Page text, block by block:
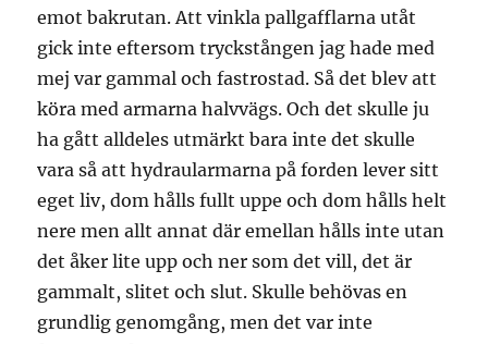
emot bakrutan. Att vinkla pallgafflarna utåt
gick inte eftersom tryckstången jag hade med
mej var gammal och fastrostad. Så det blev att
köra med armarna halvvägs. Och det skulle ju
ha gått alldeles utmärkt bara inte det skulle
vara så att hydraularmarna på forden lever sitt
eget liv, dom hålls fullt uppe och dom hålls helt
nere men allt annat där emellan hålls inte utan
det åker lite upp och ner som det vill, det är
gammalt, slitet och slut. Skulle behövas en
grundlig genomgång, men det var inte